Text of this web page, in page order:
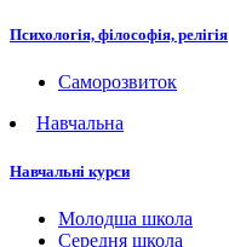
Психологія, філософія, релігія
Саморозвиток
Навчальна
Навчальні курси
Молодша школа
Середня школа